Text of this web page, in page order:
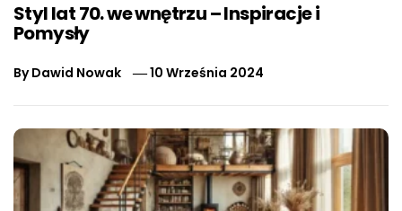
Styl lat 70. we wnętrzu – Inspiracje i
Pomysły
ByDawid Nowak 10 Września 2024